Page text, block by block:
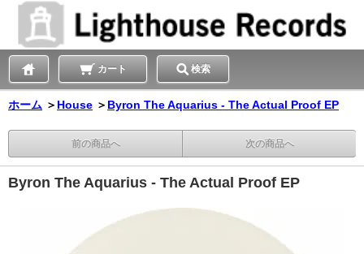
カート 検索
ホーム ＞ House ＞ Byron The Aquarius - The Actual Proof EP
前の商品へ 次の商品へ
Byron The Aquarius - The Actual Proof EP